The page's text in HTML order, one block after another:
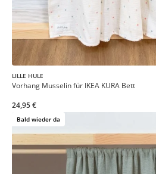
LILLE HULE
Vorhang Musselin für IKEA KURA Bett
24,95 €
Bald wieder da